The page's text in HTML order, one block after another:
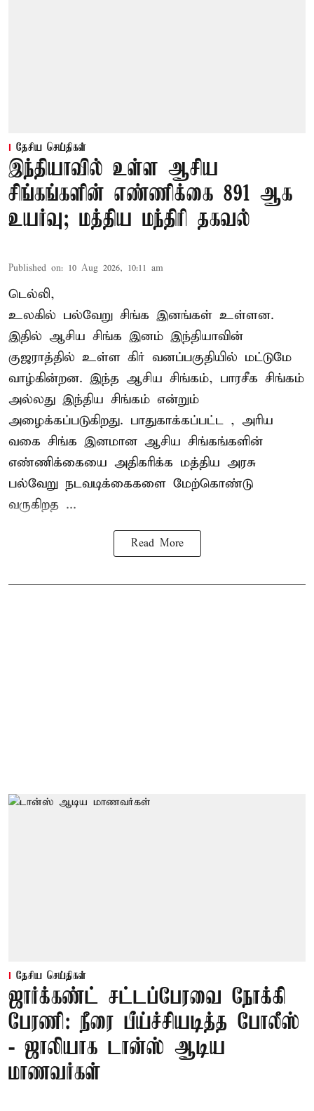
தேசிய செய்திகள்
இந்தியாவில் உள்ள ஆசிய
சிங்கங்களின் எண்ணிக்கை 891 ஆக
உயர்வு; மத்திய மந்திரி தகவல்
Published on: 10 Aug 2026, 10:11 am
டெல்லி,
உலகில் பல்வேறு சிங்க இனங்கள் உள்ளன.
இதில் ஆசிய சிங்க இனம் இந்தியாவின்
குஜராத்தில் உள்ள கிர் வனப்பகுதியில் மட்டுமே
வாழ்கின்றன. இந்த ஆசிய சிங்கம், பாரசீக சிங்கம்
அல்லது இந்திய சிங்கம் என்றும்
அழைக்கப்படுகிறது. பாதுகாக்கப்பட்ட , அரிய
வகை சிங்க இனமான ஆசிய சிங்கங்களின்
எண்ணிக்கையை அதிகரிக்க மத்திய அரசு
பல்வேறு நடவடிக்கைகளை மேற்கொண்டு
வருகிறத ...
Read More
தேசிய செய்திகள்
ஜார்க்கண்ட் சட்டப்பேரவை நோக்கி
பேரணி: நீரை பீய்ச்சியடித்த போலீஸ்
- ஜாலியாக டான்ஸ் ஆடிய
மாணவர்கள்